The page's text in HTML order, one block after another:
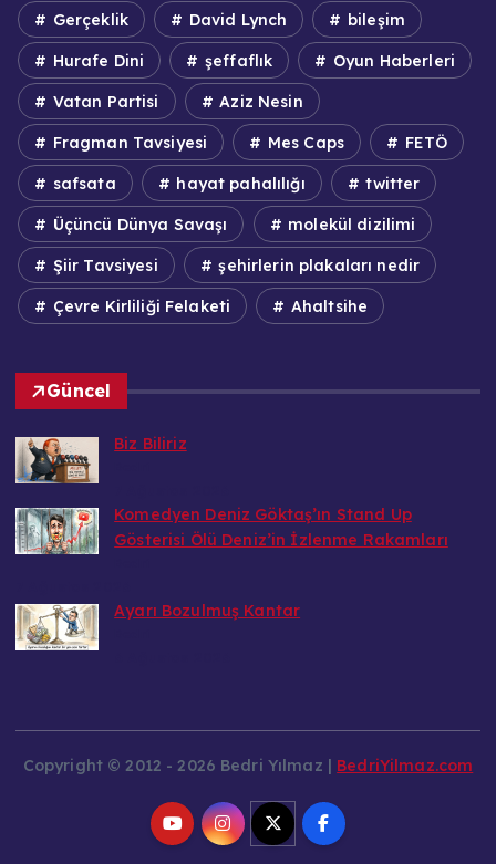
Gerçeklik David Lynch bileşim
Hurafe Dini şeffaflık Oyun Haberleri
Vatan Partisi Aziz Nesin
Fragman Tavsiyesi Mes Caps FETÖ
safsata hayat pahalılığı twitter
Üçüncü Dünya Savaşı molekül dizilimi
Şiir Tavsiyesi şehirlerin plakaları nedir
Çevre Kirliliği Felaketi Ahaltsihe
Güncel
Biz Biliriz
Komedyen Deniz Göktaş’ın Stand Up
Gösterisi Ölü Deniz’in İzlenme Rakamları
Ayarı Bozulmuş Kantar
Copyright © 2012 - 2026 Bedri Yılmaz | BedriYilmaz.com